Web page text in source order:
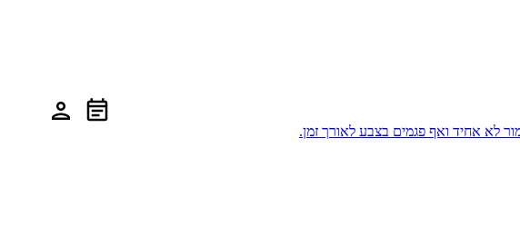
לא אחיד ואף פגמים בצבע לאורך זמן.